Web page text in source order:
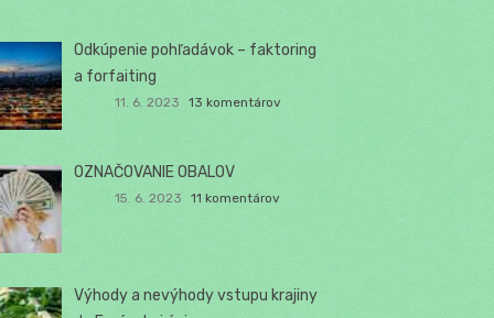
Odkúpenie pohľadávok – faktoring
a forfaiting
11. 6. 2023 13 komentárov
OZNAČOVANIE OBALOV
15. 6. 2023 11 komentárov
Výhody a nevýhody vstupu krajiny